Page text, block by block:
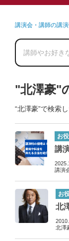
講演会・講師の講
"北澤豪"
“北澤豪”で検索
お
講演
お
北
北澤